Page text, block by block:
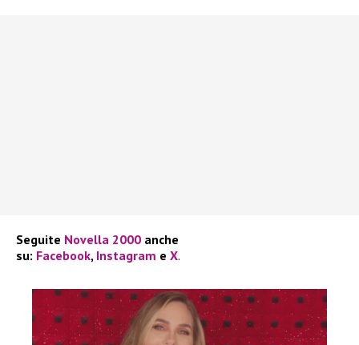
Seguite Novella 2000 anche
su: Facebook, Instagram e X.